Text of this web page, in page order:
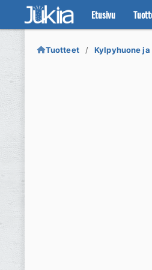
Etusivu
Siirry
navigointiin
Siirry
sisältöön
Tuotteet Kylpyhuone